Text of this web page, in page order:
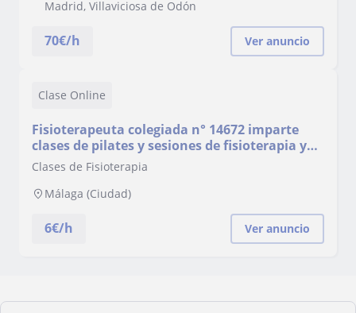
Madrid, Villaviciosa de Odón
70€/h Ver anuncio
Clase Online
Fisioterapeuta colegiada n° 14672 imparte
clases de pilates y sesiones de fisioterapia y
rehabilitación a domicilio en Málaga
Clases de Fisioterapia
Málaga (Ciudad)
6€/h Ver anuncio